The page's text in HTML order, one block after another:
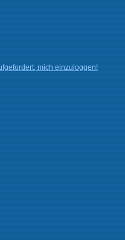
mich einzuloggen!